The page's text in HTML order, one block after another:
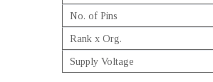
No. of Pins
Rank x Org.
Supply Voltage